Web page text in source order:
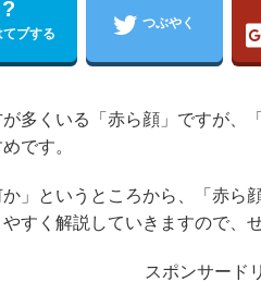
?
てブする
つぶやく
多くいる「赤ら顔」ですが、
です。
」というところから、「赤ら
すく解説していきますので、
スポンサード